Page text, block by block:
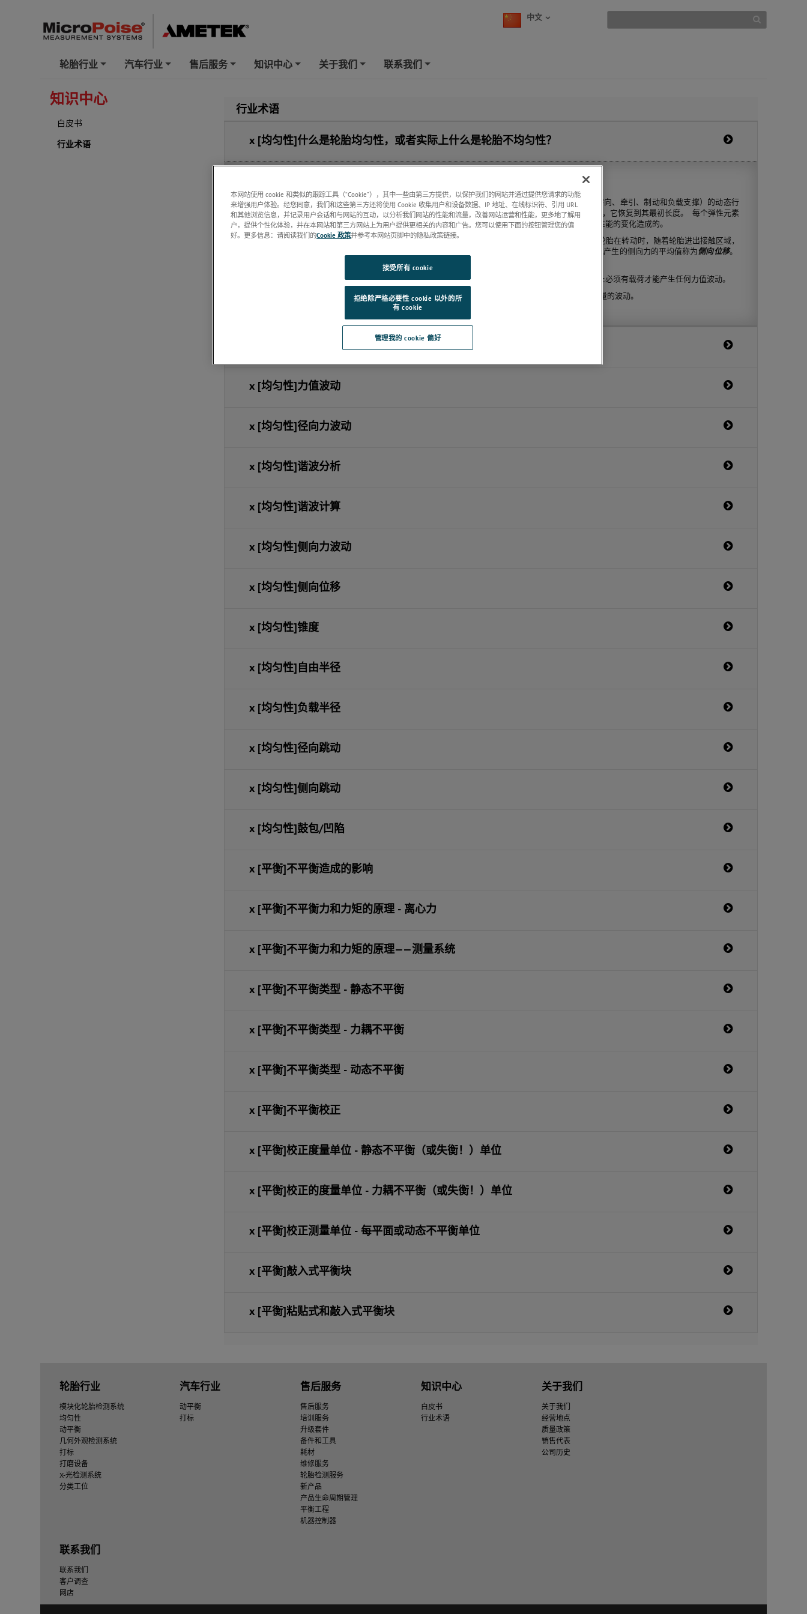
中文
轮胎行业 汽车行业 售后服务 知识中心 关于我们 联系我们
知识中心
白皮书
行业术语
行业术语
x [均匀性]什么是轮胎均匀性，或者实际上什么是轮胎不均匀性？
测量的主要参数是径向力波动。 径向力波动是轮胎的一种特性，它表示车辆和路面之间产生的力（如转向、牵引、制动和负载支撑）的动态行
为。 当轮胎旋转时，轮胎的弹性元素与路面接触并被压缩。 随着每个独立的弹性元素旋转离开接触区域，它恢复到其最初长度。 每个弹性元素
的有效刚度的变化导致径向力波动。 有效刚度的变化以及由此产生的力是由轮胎厚度的变化和轮胎弹性性能的变化造成的。
在相同的条件下，如果相同的载荷以恒定的半径施加到旋转轮胎上，它将产生侧向力和
。 当轮胎在转动时，随着轮胎进出接触区域，
轮胎会反复经历变形和恢复。 如果在轮胎和路面之间测量侧向力，侧向力会随着轮胎转动而变化。 由此产生的侧向力的平均值称为侧向位移。
侧向力波动是侧向位移周围侧向力的少量变化。 这些力的波动是由轮胎胎面和胎侧区域的不均衡造成的。
力值波动是指在轮胎的中心保持在路面上方恒定高度的情况下，轮胎沿着路面旋转时的力值波动。 轮胎上必须有载荷才能产生任何力值波动。
的定义为充气轮胎从轮胎旋转中心到胎面的平均半径。 轮胎跳动波动是围绕自由半径测量的波动。
x [均匀性]力值波动
x [均匀性]径向力波动
x [均匀性]谐波分析
x [均匀性]谐波计算
x [均匀性]侧向力波动
x [均匀性]侧向位移
x [均匀性]锥度
x [均匀性]自由半径
x [均匀性]负载半径
x [均匀性]径向跳动
x [均匀性]侧向跳动
x [均匀性]鼓包/凹陷
x [平衡]不平衡造成的影响
x [平衡]不平衡力和力矩的原理 - 离心力
x [平衡]不平衡力和力矩的原理——测量系统
x [平衡]不平衡类型 - 静态不平衡
x [平衡]不平衡类型 - 力耦不平衡
x [平衡]不平衡类型 - 动态不平衡
x [平衡]不平衡校正
x [平衡]校正度量单位 - 静态不平衡（或失衡！）单位
x [平衡]校正的度量单位 - 力耦不平衡（或失衡！）单位
x [平衡]校正测量单位 - 每平面或动态不平衡单位
x [平衡]敲入式平衡块
x [平衡]粘贴式和敲入式平衡块
轮胎行业
模块化轮胎检测系统
均匀性
动平衡
几何外观检测系统
打标
打磨设备
X-光检测系统
分类工位
汽车行业
动平衡
打标
售后服务
售后服务
培训服务
升级套件
备件和工具
耗材
维修服务
轮胎检测服务
新产品
产品生命周期管理
平衡工程
机器控制器
知识中心
白皮书
行业术语
关于我们
关于我们
经营地点
质量政策
销售代表
公司历史
联系我们
联系我们
客户调查
网店
本网站使用 cookie 和类似的跟踪工具（“Cookie”），其中一些由第三方提供，以保护我们的网站并通过提供您请求的功能
来增强用户体验。经您同意，我们和这些第三方还将使用 Cookie 收集用户和设备数据、IP 地址、在线标识符、引用 URL
和其他浏览信息，并记录用户会话和与网站的互动，以分析我们网站的性能和流量，改善网站运营和性能，更多地了解用
户，提供个性化体验，并在本网站和第三方网站上为用户提供更相关的内容和广告。您可以使用下面的按钮管理您的偏
好。更多信息：请阅读我们的Cookie 政策并参考本网站页脚中的隐私政策链接。
管理我的 cookie 偏好
拒绝除严格必要性 cookie 以外的所
有 cookie
接受所有 cookie